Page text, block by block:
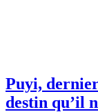
Puyi,
destin qu’il